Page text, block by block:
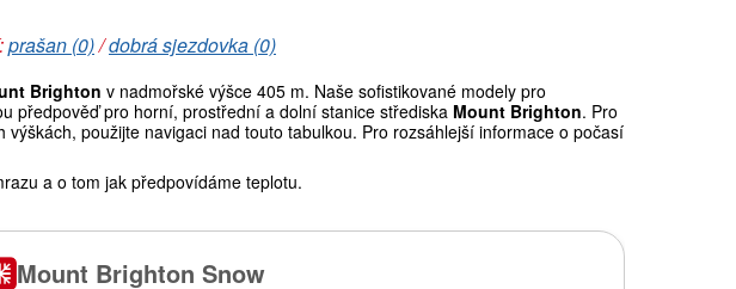
prašan (0)/dobrá sjezdovka (0)
Brighton v nadmořské výšce 405 m. Naše sofistikované modely pro
předpověď pro horní, prostřední a dolní stanice střediska Mount Brighton. Pro
použijte navigaci nad touto tabulkou. Pro rozsáhlejší informace o počasí
a o tom jak předpovídáme teplotu.